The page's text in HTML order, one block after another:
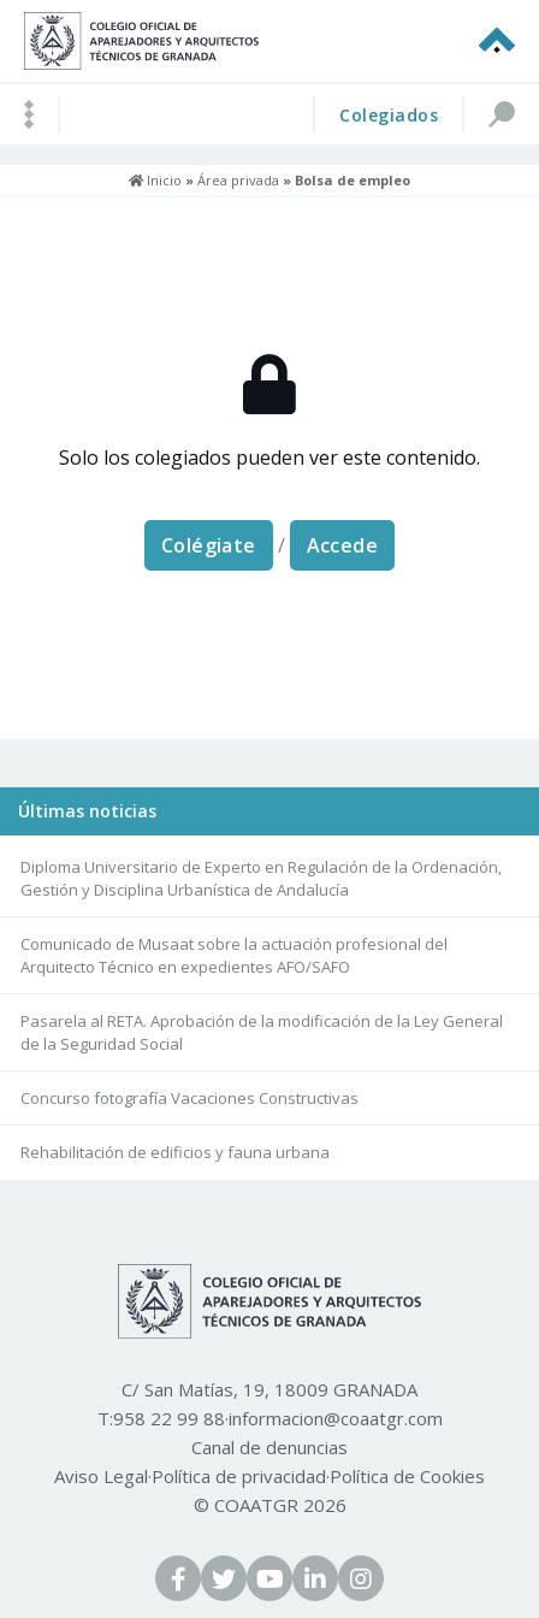
Colegiados
Inicio » Área privada » Bolsa de empleo
Solo los colegiados pueden ver este contenido.
Colégiate / Accede
Últimas noticias
Diploma Universitario de Experto en Regulación de la Ordenación,
Gestión y Disciplina Urbanística de Andalucía
Comunicado de Musaat sobre la actuación profesional del
Arquitecto Técnico en expedientes AFO/SAFO
Pasarela al RETA. Aprobación de la modificación de la Ley General
de la Seguridad Social
Concurso fotografía Vacaciones Constructivas
Rehabilitación de edificios y fauna urbana
C/ San Matías, 19, 18009 GRANADA
T:958 22 99 88·informacion@coaatgr.com
Canal de denuncias
Aviso Legal·Política de privacidad·Política de Cookies
© COAATGR 2026